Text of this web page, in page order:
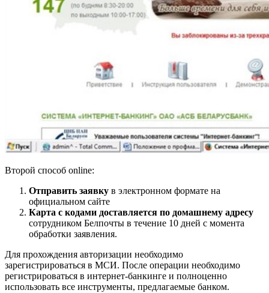
Второй способ online:
Отправить заявку в электронном формате на
официальном сайте
Карта с кодами доставляется по домашнему адресу
сотрудником Белпочты в течение 10 дней с момента
обработки заявления.
Для прохождения авторизации необходимо
зарегистрироваться в МСИ. После операции необходимо
регистрироваться в интернет-банкинге и полноценно
использовать все инструменты, предлагаемые банком.